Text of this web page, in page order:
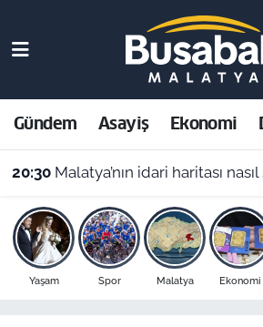
Gündem Asayiş Ekonomi
20:30 Malatya’nın idari haritası nasıl şekillendi?
Yaşam Spor Malatya Ekonomi
Asayiş
Ekonomi
Dünya
Bölge
Malatya Nöbetçi Eczaneler
Malatya Hava Durumu
Malatya Namaz Vakitleri
Malatya Trafik Yoğunluk
Süper Lig Puan Durumu ve